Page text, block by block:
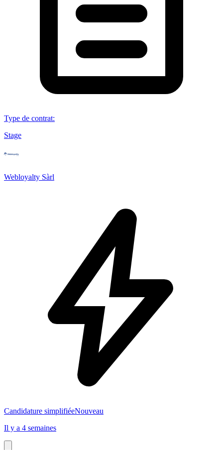
Type de contrat:
Stage
Webloyalty Sàrl
Candidature simplifiéeNouveau
Il y a 4 semaines